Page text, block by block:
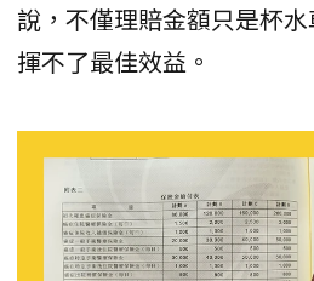
說，不僅理賠金額只是杯
揮不了最佳效益。